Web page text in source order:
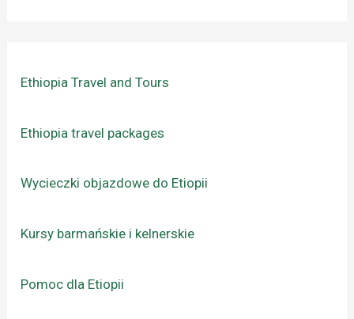
Ethiopia Travel and Tours
Ethiopia travel packages
Wycieczki objazdowe do Etiopii
Kursy barmańskie i kelnerskie
Pomoc dla Etiopii